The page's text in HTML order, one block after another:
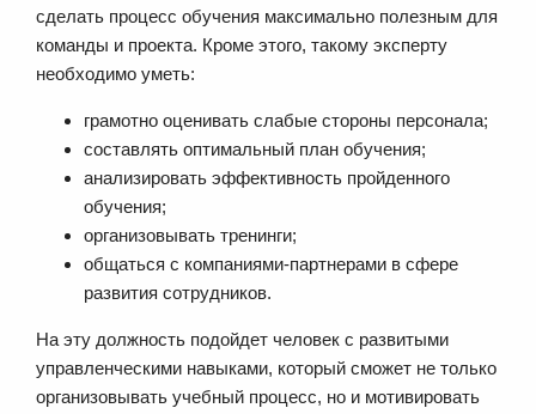
сделать процесс обучения максимально полезным для
команды и проекта. Кроме этого, такому эксперту
необходимо уметь:
грамотно оценивать слабые стороны персонала;
составлять оптимальный план обучения;
анализировать эффективность пройденного
обучения;
организовывать тренинги;
общаться с компаниями-партнерами в сфере
развития сотрудников.
На эту должность подойдет человек с развитыми
управленческими навыками, который сможет не только
организовывать учебный процесс, но и мотивировать